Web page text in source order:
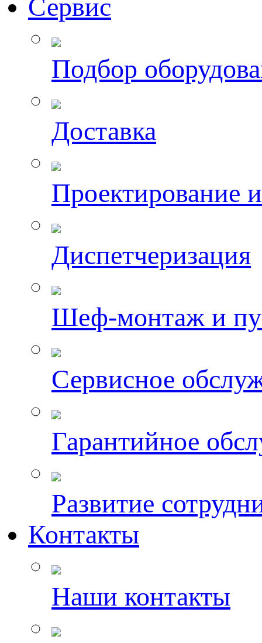
Сервис
Подбор
Доставка
Проектирование
Диспетчеризация
Шеф-монтаж и
Сервисное
Гарантийное
Развитие
Контакты
Наши контакты